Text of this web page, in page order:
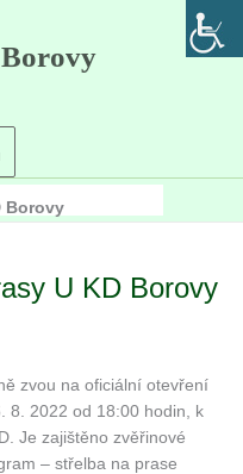
Borovy
U KD Borovy
zvou na oficiální otevření
8. 2022 od 18:00 hodin, k
Je zajištěno zvěřinové
– střelba na prase